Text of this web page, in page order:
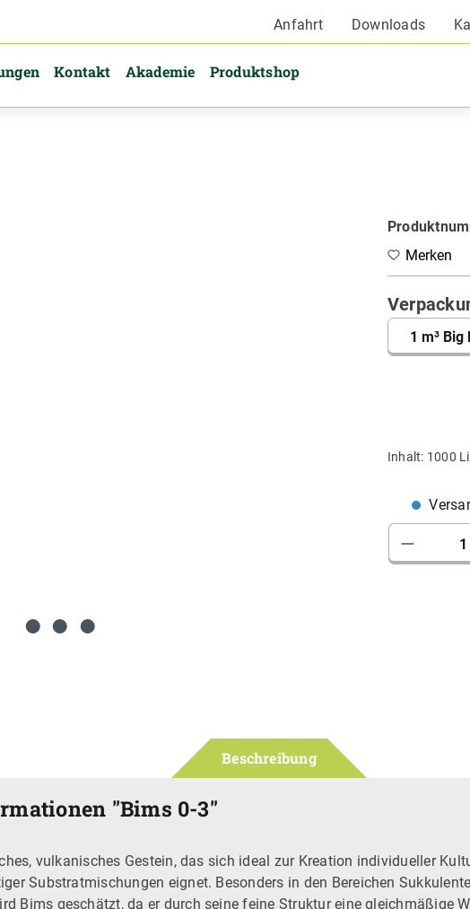
Anfahrt Downloads
Kontakt Akademie Produktshop
Merken
Inhalt: 1000
Beschreibung
"Bims 0-3"
vulkanisches Gestein, das sich ideal zur Kreation individueller
Substratmischungen eignet. Besonders in den Bereichen
Bims geschätzt, da er durch seine feine Struktur eine gleichmäßige